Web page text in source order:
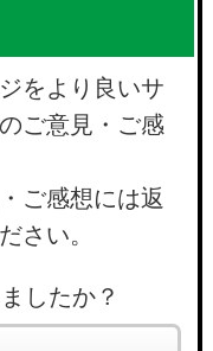
をより良いサ
ご意見・ご感
ご感想には返
さい。
したか？